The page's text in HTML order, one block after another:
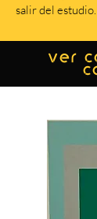
salir del estudio.
ver